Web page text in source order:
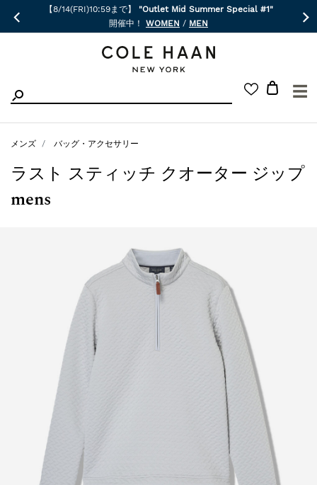
【8/14(FRI)10:59まで】
"Outlet Mid Summer Special #1"
開催中！ WOMEN / MEN
☰
メンズ バッグ・アクセサリー
ラスト スティッチ クオーター ジップ
mens